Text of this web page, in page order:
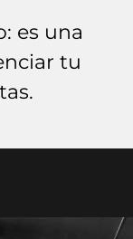
es una
tu